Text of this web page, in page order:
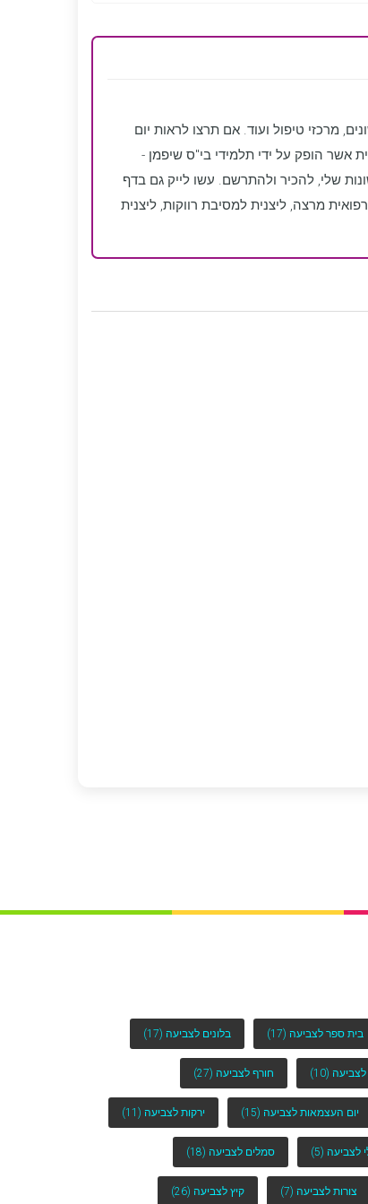
מרכזי טיפול ועוד. אם תרצו לראות יום
אשר הופק על ידי תלמידי בי"ס שיפמן -
שלי, להכיר ולהתרשם. עשו לייק גם בדף
מרצה, ליצנית למסיבת רווקות, ליצנית
בית ספר לצביעה (17) בלונים לצביעה (17)
(10) חורף לצביעה (27)
יום העצמאות לצביעה (15) ירקות לצביעה (11)
לצביעה (5) סמלים לצביעה (18)
צורות לצביעה (7) קיץ לצביעה (26)